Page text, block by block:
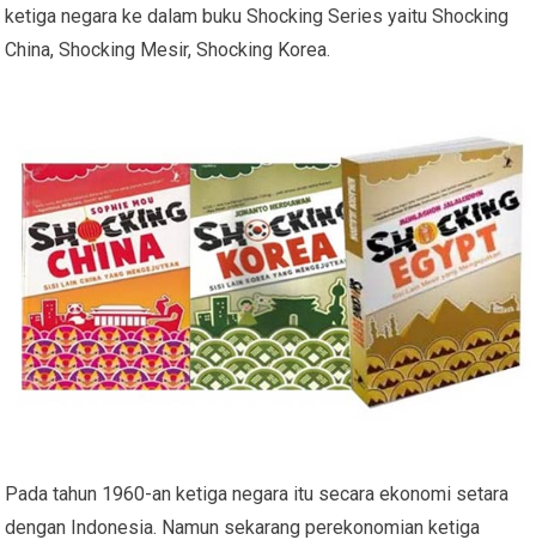
ketiga negara ke dalam buku Shocking Series yaitu Shocking
China, Shocking Mesir, Shocking Korea.
Pada tahun 1960-an ketiga negara itu secara ekonomi setara
dengan Indonesia. Namun sekarang perekonomian ketiga